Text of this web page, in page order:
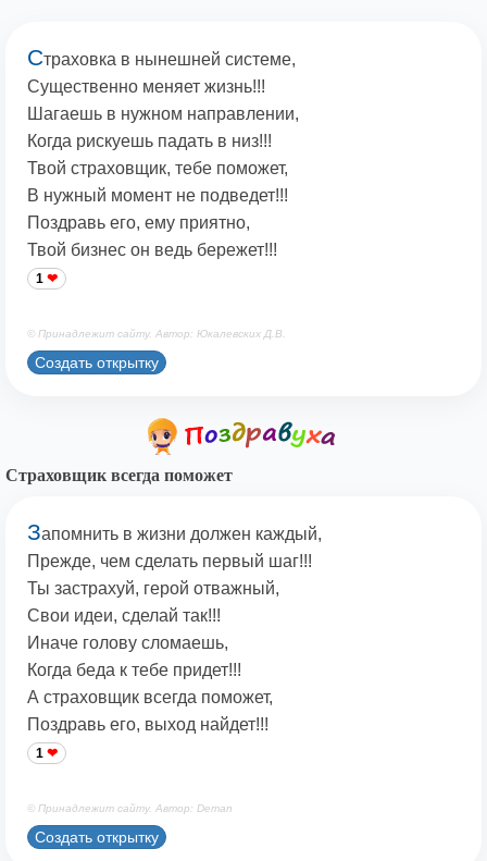
Страховка в нынешней системе,
Существенно меняет жизнь!!!
Шагаешь в нужном направлении,
Когда рискуешь падать в низ!!!
Твой страховщик, тебе поможет,
В нужный момент не подведет!!!
Поздравь его, ему приятно,
Твой бизнес он ведь бережет!!!
1
© Принадлежит сайту. Автор: Юкалевских Д.В.
Создать открытку
Страховщик всегда поможет
Запомнить в жизни должен каждый,
Прежде, чем сделать первый шаг!!!
Ты застрахуй, герой отважный,
Свои идеи, сделай так!!!
Иначе голову сломаешь,
Когда беда к тебе придет!!!
А страховщик всегда поможет,
Поздравь его, выход найдет!!!
1
© Принадлежит сайту. Автор: Deman
Создать открытку